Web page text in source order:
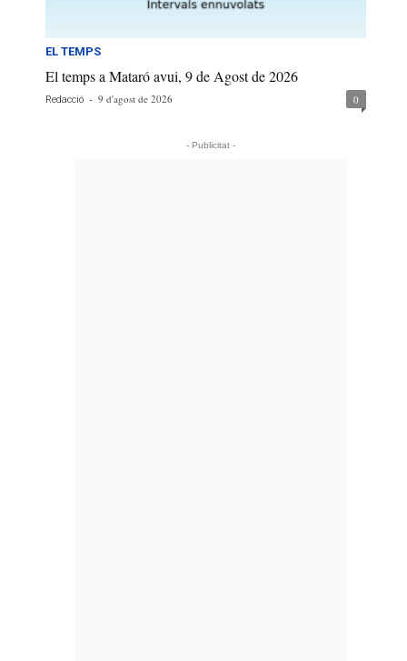
EL TEMPS
El temps a Mataró avui, 9 de Agost de 2026
Redacció - 9 d'agost de 2026 0
- Publicitat -